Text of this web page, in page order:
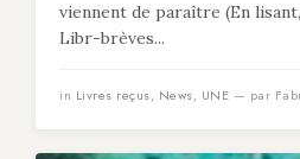
viennent de paraître (En
Libr-brèves...
in Livres reçus, News, UNE — par